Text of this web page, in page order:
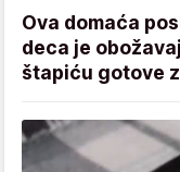
Ova domaća
deca je
štapiću gotove